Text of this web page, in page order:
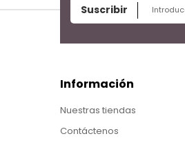
Suscribir
Información
Nuestras tiendas
Contáctenos